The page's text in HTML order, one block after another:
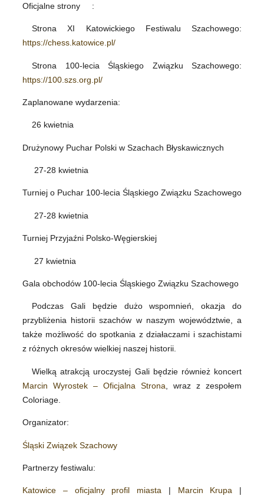
Oficjalne strony :
Strona XI Katowickiego Festiwalu Szachowego:
https://chess.katowice.pl/
Strona 100-lecia Śląskiego Związku Szachowego:
https://100.szs.org.pl/
Zaplanowane wydarzenia:
26 kwietnia
Drużynowy Puchar Polski w Szachach Błyskawicznych
27-28 kwietnia
Turniej o Puchar 100-lecia Śląskiego Związku Szachowego
27-28 kwietnia
Turniej Przyjaźni Polsko-Węgierskiej
27 kwietnia
Gala obchodów 100-lecia Śląskiego Związku Szachowego
Podczas Gali będzie dużo wspomnień, okazja do
przybliżenia historii szachów w naszym województwie, a
także możliwość do spotkania z działaczami i szachistami
z różnych okresów wielkiej naszej historii.
Wielką atrakcją uroczystej Gali będzie również koncert
Marcin Wyrostek – Oficjalna Strona , wraz z zespołem
Coloriage.
Organizator:
Śląski Związek Szachowy
Partnerzy festiwalu:
Katowice – oficjalny profil miasta | Marcin Krupa |